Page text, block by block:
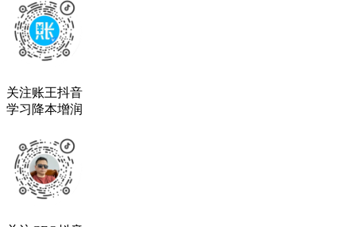
关注账王抖音
学习降本增润